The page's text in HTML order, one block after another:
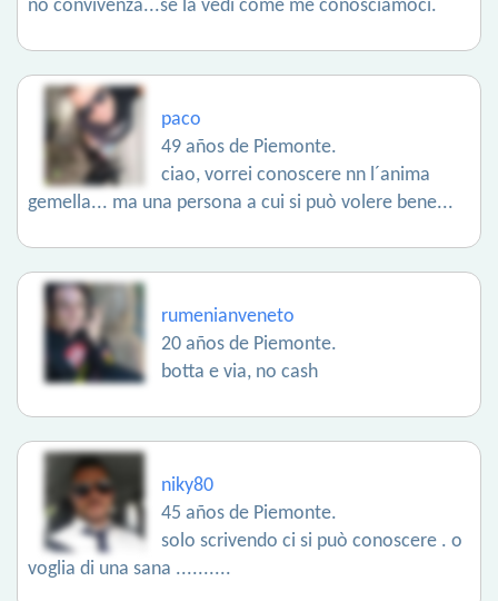
no convivenza...se la vedi come me conosciamoci.
paco
49 años de Piemonte.
ciao, vorrei conoscere nn l´anima
gemella... ma una persona a cui si può volere bene...
rumenianveneto
20 años de Piemonte.
botta e via, no cash
niky80
45 años de Piemonte.
solo scrivendo ci si può conoscere . o
voglia di una sana ..........